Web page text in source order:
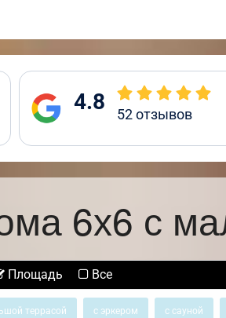
4.8 52отзывов
6х6 с
Площадь Все
террасой с эркером с сауной